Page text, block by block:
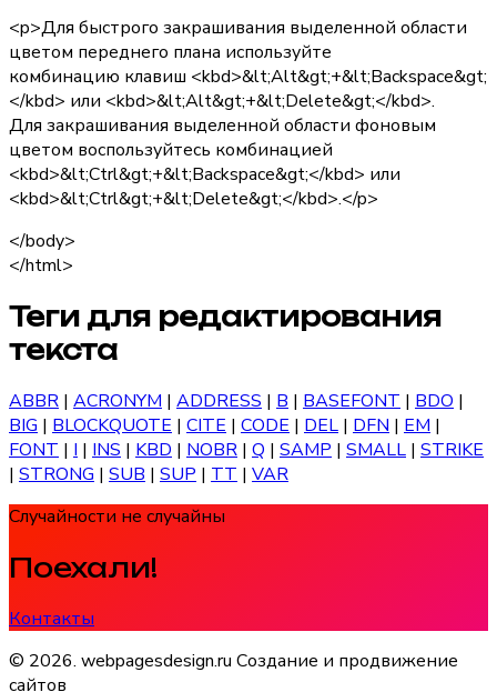
<p>Для быстрого закрашивания выделенной области
цветом переднего плана используйте
комбинацию клавиш <kbd>&lt;Alt&gt;+&lt;Backspace&gt;
</kbd> или <kbd>&lt;Alt&gt;+&lt;Delete&gt;</kbd>.
Для закрашивания выделенной области фоновым
цветом воспользуйтесь комбинацией
<kbd>&lt;Ctrl&gt;+&lt;Backspace&gt;</kbd> или
<kbd>&lt;Ctrl&gt;+&lt;Delete&gt;</kbd>.</p>
</body>
</html>
Теги для редактирования
текста
ABBR | ACRONYM | ADDRESS | B | BASEFONT | BDO |
BIG | BLOCKQUOTE | CITE | CODE | DEL | DFN | EM |
FONT | I | INS | KBD | NOBR | Q | SAMP | SMALL | STRIKE
| STRONG | SUB | SUP | TT | VAR
Случайности не случайны
Поехали!
Контакты
© 2026. webpagesdesign.ru Создание и продвижение
сайтов